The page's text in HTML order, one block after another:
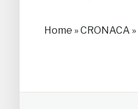
Home »CRONACA »